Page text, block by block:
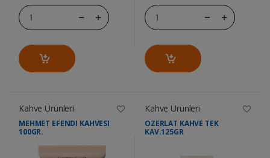
Kahve Ürünleri
MEHMET EFENDI KAHVESI
100GR.
Kahve Ürünleri
OZERLAT KAHVE TEK
KAV.125GR